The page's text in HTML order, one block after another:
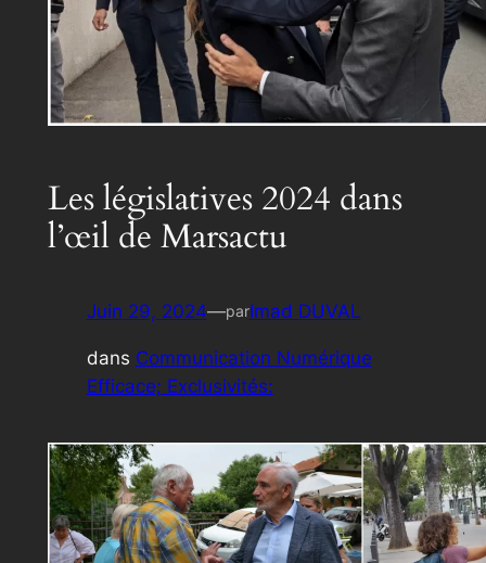
Les législatives 2024 dans
l’œil de Marsactu
Juin 29, 2024—parImad DUVAL
dans Communication Numérique
Efficace; Exclusivités: